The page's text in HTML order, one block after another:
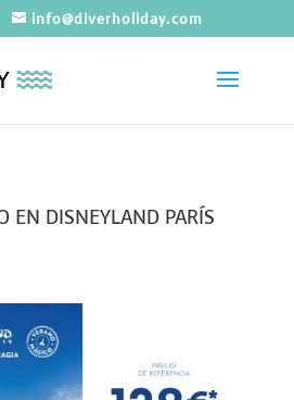
info@diverholiday.com
EN DISNEYLAND PARÍS